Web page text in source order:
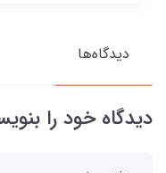
دیدگاه‌ها
دیدگاه خود را